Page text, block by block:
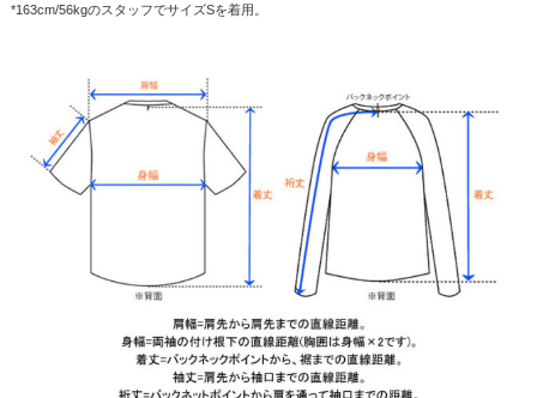
*163cm/56kgのスタッフでサイズSを着用。